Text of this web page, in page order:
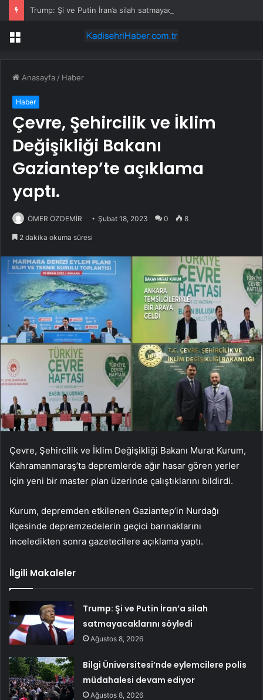
Trump: Şi ve Putin İran’a silah satmayacaklarını söyledi
Menü
Anasayfa / Haber
Haber
Çevre, Şehircilik ve İklim
Değişikliği Bakanı
Gaziantep’te açıklama
yaptı.
ÖMER ÖZDEMİR Şubat 18, 2023 0 8
2 dakika okuma süresi
Çevre, Şehircilik ve İklim Değişikliği Bakanı Murat Kurum,
Kahramanmaraş’ta depremlerde ağır hasar gören yerler
için yeni bir master plan üzerinde çalıştıklarını bildirdi.
Kurum, depremden etkilenen Gaziantep’in Nurdağı
ilçesinde depremzedelerin geçici barınaklarını
inceledikten sonra gazetecilere açıklama yaptı.
İlgili Makaleler
Trump: Şi ve Putin İran’a silah
satmayacaklarını söyledi
Ağustos 8, 2026
Bilgi Üniversitesi’nde eylemcilere polis
müdahalesi devam ediyor
Ağustos 8, 2026